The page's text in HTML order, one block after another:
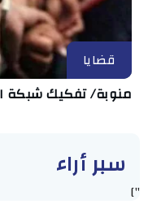
قضايا
منوبة/ تفكيك شبكة
سبر أراء
"]